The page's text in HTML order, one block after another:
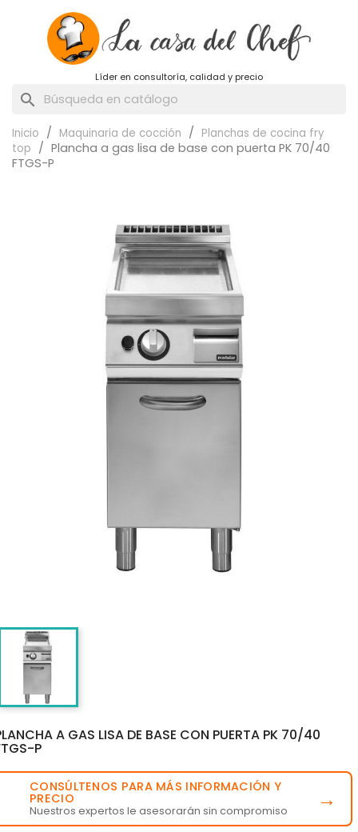
Líder en consultoría, calidad y precio
search
Inicio Maquinaria de cocción
Planchas de cocina fry
top
Plancha a gas lisa de base con puerta PK 70/40
FTGS-P
A GAS LISA DE BASE CON PUERTA PK 70/40
P
CONSÚLTENOS PARA MÁS INFORMACIÓN Y
PRECIO
Nuestros expertos le asesorarán sin compromiso →